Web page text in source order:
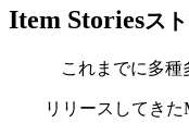
Item Storiesス
これまでに多
リリースしてきた